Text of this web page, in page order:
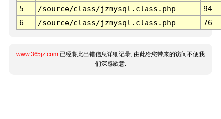
5
/source/class/jzmysql.class.php
94
6
/source/class/jzmysql.class.php 76
www.365jz.com 已经将此出错信息详细记录, 由此给您带来的访问不便我
们深感歉意.